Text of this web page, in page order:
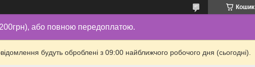
Кошик
або повною передоплатою.
будуть оброблені з 09:00 найближчого робочого дня (сьогодні).